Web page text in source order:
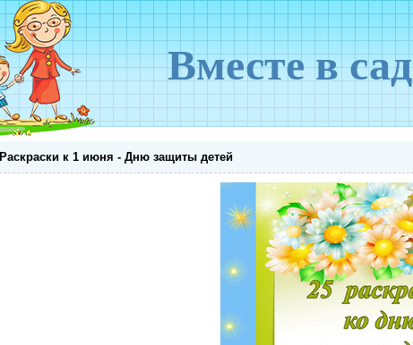
Вместе в сад
Раскраски к 1 июня - Дню защиты детей